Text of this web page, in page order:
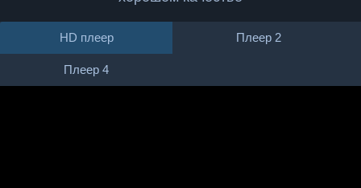
HD плеер Плеер 2
Плеер 4